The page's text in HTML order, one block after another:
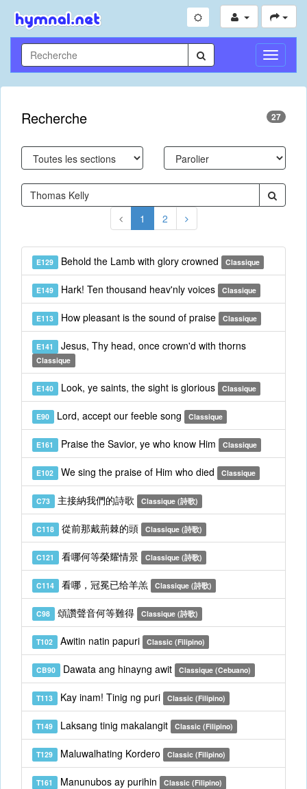
Toggle
Recherche 27
1 2
E129 Behold the Lamb with glory crowned Classique
E149 Hark! Ten thousand heav'nly voices Classique
E113 How pleasant is the sound of praise Classique
E141 Jesus, Thy head, once crown'd with thorns
Classique
E140 Look, ye saints, the sight is glorious Classique
E90 Lord, accept our feeble song Classique
E161 Praise the Savior, ye who know Him Classique
E102 We sing the praise of Him who died Classique
C73 主接納我們的詩歌 Classique (詩歌)
C118 從前那戴荊棘的頭 Classique (詩歌)
C121 看哪何等榮耀情景 Classique (詩歌)
C114 看哪，冠冕已给羊羔 Classique (詩歌)
C98 頌讚聲音何等難得 Classique (詩歌)
T102 Awitin natin papuri Classic (Filipino)
CB90 Dawata ang hinayng awit Classique (Cebuano)
T113 Kay inam! Tinig ng puri Classic (Filipino)
T149 Laksang tinig makalangit Classic (Filipino)
T129 Maluwalhating Kordero Classic (Filipino)
T161 Manunubos ay purihin Classic (Filipino)